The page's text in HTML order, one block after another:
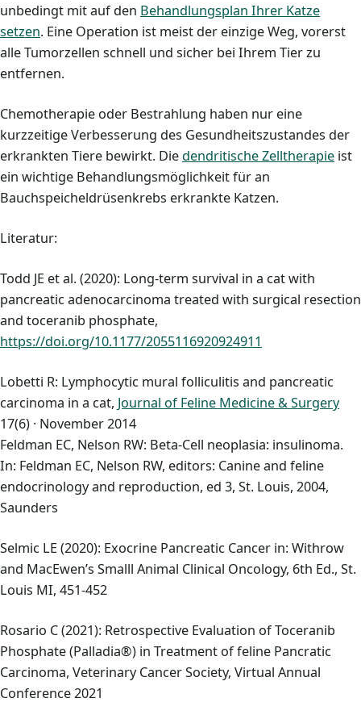
unbedingt mit auf den Behandlungsplan Ihrer Katze
setzen. Eine Operation ist meist der einzige Weg, vorerst
alle Tumorzellen schnell und sicher bei Ihrem Tier zu
entfernen.
Chemotherapie oder Bestrahlung haben nur eine
kurzzeitige Verbesserung des Gesundheitszustandes der
erkrankten Tiere bewirkt. Diedendritische Zelltherapie ist
ein wichtige Behandlungsmöglichkeit für an
Bauchspeicheldrüsenkrebs erkrankte Katzen.
Literatur:
Todd JE et al. (2020): Long-term survival in a cat with
pancreatic adenocarcinoma treated with surgical resection
and toceranib phosphate,
https://doi.org/10.1177/2055116920924911
Lobetti R: Lymphocytic mural folliculitis and pancreatic
carcinoma in a cat, Journal of Feline Medicine & Surgery
17(6) · November 2014
Feldman EC, Nelson RW: Beta-Cell neoplasia: insulinoma.
In: Feldman EC, Nelson RW, editors: Canine and feline
endocrinology and reproduction, ed 3, St. Louis, 2004,
Saunders
Selmic LE (2020): Exocrine Pancreatic Cancer in: Withrow
and MacEwen’s Smalll Animal Clinical Oncology, 6th Ed., St.
Louis MI, 451-452
Rosario C (2021): Retrospective Evaluation of Toceranib
Phosphate (Palladia®) in Treatment of feline Pancratic
Carcinoma, Veterinary Cancer Society, Virtual Annual
Conference 2021